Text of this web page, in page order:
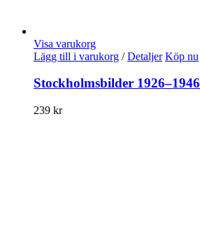
Visa varukorg
Lägg till i varukorg / Detaljer Köp nu
Stockholmsbilder 1926–1946
239 kr